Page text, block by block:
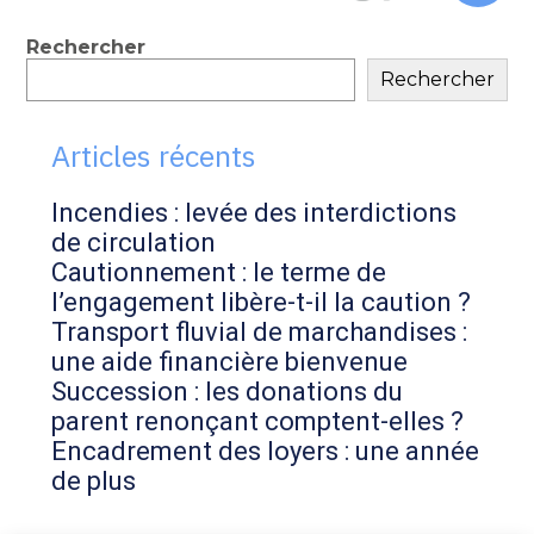
Blog
sidebar
Rechercher
Rechercher
Articles récents
Incendies : levée des interdictions
de circulation
Cautionnement : le terme de
l’engagement libère-t-il la caution ?
Transport fluvial de marchandises :
une aide financière bienvenue
Succession : les donations du
parent renonçant comptent-elles ?
Encadrement des loyers : une année
de plus